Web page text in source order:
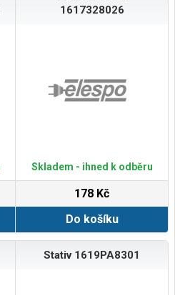
1617328026
Skladem - ihned k odběru
178 Kč
Do košíku
Stativ 1619PA8301